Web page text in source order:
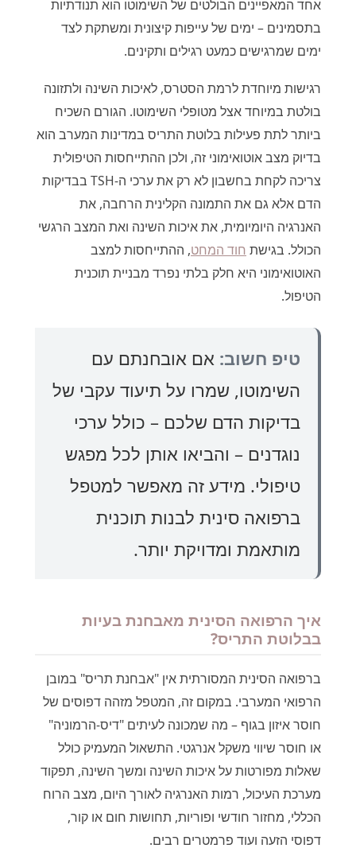
אחד המאפיינים הבולטים של השימוטו הוא תנודתיות
בתסמינים – ימים של עייפות קיצונית ומשתקת לצד
ימים שמרגישים כמעט רגילים ותקינים.
רגישות מיוחדת לרמת הסטרס, לאיכות השינה ולתזונה
בולטת במיוחד אצל מטופלי השימוטו. הגורם השכיח
ביותר לתת פעילות בלוטת התריס במדינות המערב הוא
בדיוק מצב אוטואימוני זה, ולכן ההתייחסות הטיפולית
צריכה לקחת בחשבון לא רק את ערכי ה-TSH בבדיקות
הדם אלא גם את התמונה הקלינית הרחבה, את
האנרגיה היומיומית, את איכות השינה ואת המצב הרגשי
הכולל. בגישת חוד המחט, ההתייחסות למצב
האוטואימוני היא חלק בלתי נפרד מבניית תוכנית
הטיפול.
טיפ חשוב: אם אובחנתם עם
השימוטו, שמרו על תיעוד עקבי של
בדיקות הדם שלכם – כולל ערכי
נוגדנים – והביאו אותן לכל מפגש
טיפולי. מידע זה מאפשר למטפל
ברפואה סינית לבנות תוכנית
מותאמת ומדויקת יותר.
איך הרפואה הסינית מאבחנת בעיות
בבלוטת התריס?
ברפואה הסינית המסורתית אין "אבחנת תריס" במובן
הרפואי המערבי. במקום זה, המטפל מזהה דפוסים של
חוסר איזון בגוף – מה שמכונה לעיתים "דיס-הרמוניה"
או חוסר שיווי משקל אנרגטי. התשאול המעמיק כולל
שאלות מפורטות על איכות השינה ומשך השינה, תפקוד
מערכת העיכול, רמות האנרגיה לאורך היום, מצב הרוח
הכללי, מחזור חודשי ופוריות, תחושות חום או קור,
דפוסי הזעה ועוד פרמטרים רבים.